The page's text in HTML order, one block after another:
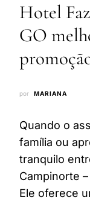
Hotel
GO
por MARIANA
Quando o
família ou
tranquilo
Campinorte
Ele oferece